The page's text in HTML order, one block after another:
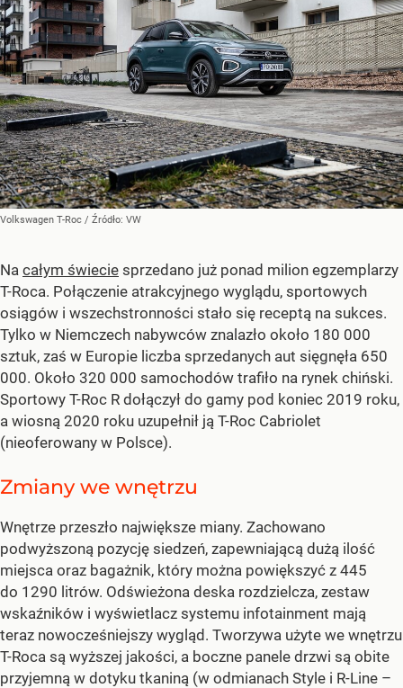
Volkswagen T-Roc / Źródło: VW
Na całym świecie sprzedano już ponad milion egzemplarzy
T-Roca. Połączenie atrakcyjnego wyglądu, sportowych
osiągów i wszechstronności stało się receptą na sukces.
Tylko w Niemczech nabywców znalazło około 180 000
sztuk, zaś w Europie liczba sprzedanych aut sięgnęła 650
000. Około 320 000 samochodów trafiło na rynek chiński.
Sportowy T-Roc R dołączył do gamy pod koniec 2019 roku,
a wiosną 2020 roku uzupełnił ją T-Roc Cabriolet
(nieoferowany w Polsce).
Zmiany we wnętrzu
Wnętrze przeszło największe miany. Zachowano
podwyższoną pozycję siedzeń, zapewniającą dużą ilość
miejsca oraz bagażnik, który można powiększyć z 445
do 1290 litrów. Odświeżona deska rozdzielcza, zestaw
wskaźników i wyświetlacz systemu infotainment mają
teraz nowocześniejszy wygląd. Tworzywa użyte we wnętrzu
T-Roca są wyższej jakości, a boczne panele drzwi są obite
przyjemną w dotyku tkaniną (w odmianach Style i R-Line –